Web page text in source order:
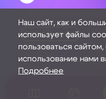
ЗАДАТЬ ВОПРОС
Наш сайт, как и
использует файлы
пользоваться
использование нами
Подробнее